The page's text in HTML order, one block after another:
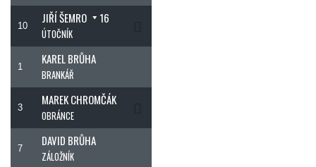
10
JIŘÍ ŠEMRO 16
ÚTOČNÍK
1
KAREL BRŮHA
BRANKÁŘ
3
MAREK CHROMČÁK
OBRÁNCE
7
DAVID BRŮHA
ZÁLOŽNÍK